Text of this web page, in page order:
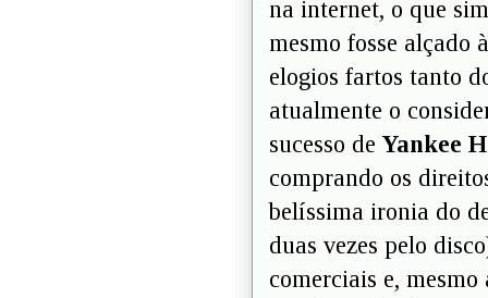
na internet, o que
mesmo fosse alçado
elogios fartos tanto
atualmente o
sucesso de Yankee
comprando os
belíssima ironia do
duas vezes pelo
comerciais e, mesmo